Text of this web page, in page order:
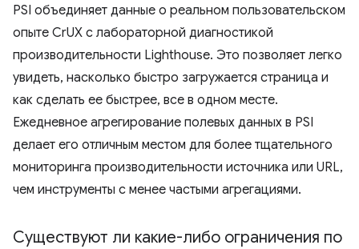
PSI объединяет данные о реальном пользовательском
опыте CrUX с лабораторной диагностикой
производительности Lighthouse. Это позволяет легко
увидеть, насколько быстро загружается страница и
как сделать ее быстрее, все в одном месте.
Ежедневное агрегирование полевых данных в PSI
делает его отличным местом для более тщательного
мониторинга производительности источника или URL,
чем инструменты с менее частыми агрегациями.
Существуют ли какие-либо ограничения по